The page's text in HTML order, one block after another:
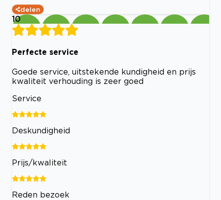
delen
10
Perfecte service
Goede service, uitstekende kundigheid en prijs
kwaliteit verhouding is zeer goed
Service
Deskundigheid
Prijs/kwaliteit
Reden bezoek